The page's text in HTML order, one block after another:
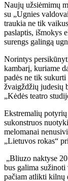
Naujų užsiėmimų
su „Ugnies
traukia ne tik
paslaptis, išmokys
surengs galingą
Norintys
kambarį, kuriame
padės ne tik
žvaigždžių judesių
„Kėdės teatro
Ekstremalių
sukonstruos
melomanai
„Lietuvos rokas“
„Bliuzo naktyse
bus galima
pačiam atlikti kilnų